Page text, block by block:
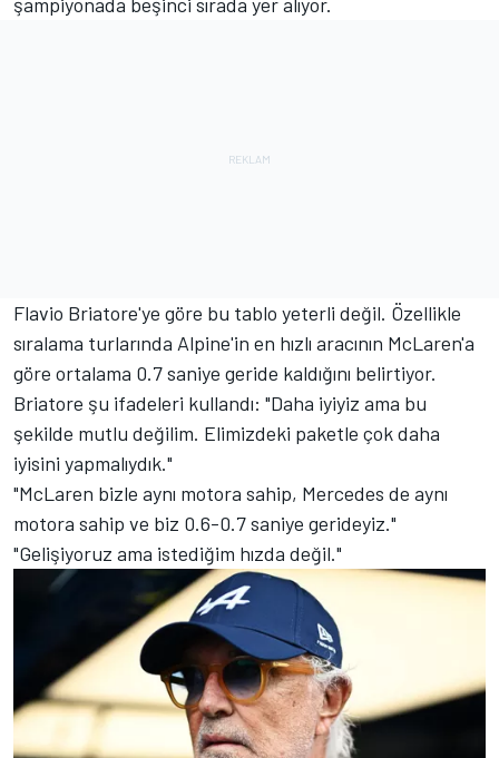
Flavio Briatore'ye göre bu tablo yeterli değil. Özellikle
sıralama turlarında Alpine'in en hızlı aracının McLaren'a
göre ortalama 0.7 saniye geride kaldığını belirtiyor.
Briatore şu ifadeleri kullandı: "Daha iyiyiz ama bu
şekilde mutlu değilim. Elimizdeki paketle çok daha
iyisini yapmalıydık."
"McLaren bizle aynı motora sahip, Mercedes de aynı
motora sahip ve biz 0.6-0.7 saniye gerideyiz."
"Gelişiyoruz ama istediğim hızda değil."